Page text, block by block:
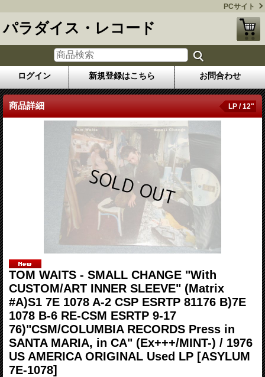
PCサイト
パラダイス・レコード
ログイン 新規登録はこちら お問合わせ
商品詳細 LP / 12"
TOM WAITS - SMALL CHANGE "With
CUSTOM/ART INNER SLEEVE" (Matrix
#A)S1 7E 1078 A-2 CSP ESRTP 81176 B)7E
1078 B-6 RE-CSM ESRTP 9-17
76)"CSM/COLUMBIA RECORDS Press in
SANTA MARIA, in CA" (Ex+++/MINT-) / 1976
US AMERICA ORIGINAL Used LP [ASYLUM
7E-1078]